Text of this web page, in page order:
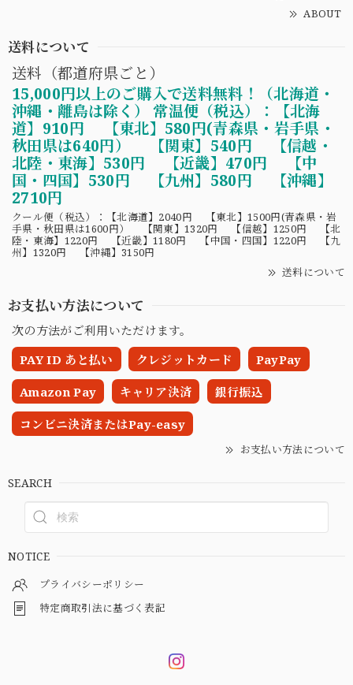
ABOUT
送料について
送料（都道府県ごと）
15,000円以上のご購入で送料無料！（北海道・
沖縄・離島は除く） 常温便（税込）：【北海
道】910円 【東北】580円(青森県・岩手県・
秋田県は640円） 【関東】540円 【信越・
北陸・東海】530円 【近畿】470円 【中
国・四国】530円 【九州】580円 【沖縄】
2710円
クール便（税込）：【北海道】2040円 【東北】1500円(青森県・岩
手県・秋田県は1600円） 【関東】1320円 【信越】1250円 【北
陸・東海】1220円 【近畿】1180円 【中国・四国】1220円 【九
州】1320円 【沖縄】3150円
送料について
お支払い方法について
次の方法がご利用いただけます。
PAY ID あと払い
クレジットカード PayPay
Amazon Pay キャリア決済 銀行振込
コンビニ決済またはPay-easy
お支払い方法について
SEARCH
NOTICE
プライバシーポリシー
特定商取引法に基づく表記